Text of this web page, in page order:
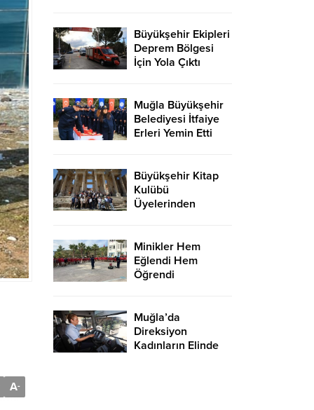
A-
Büyükşehir Ekipleri
Deprem Bölgesi
İçin Yola Çıktı
Muğla Büyükşehir
Belediyesi İtfaiye
Erleri Yemin Etti
Büyükşehir Kitap
Kulübü
Üyelerinden
Ziyaret
Minikler Hem
Eğlendi Hem
Öğrendi
Muğla’da
Direksiyon
Kadınların Elinde